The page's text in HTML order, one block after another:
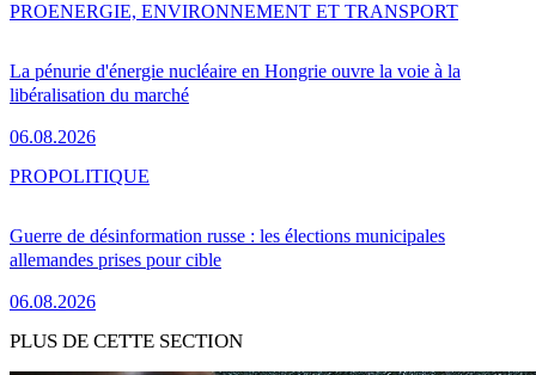
La pénurie d'énergie nucléaire en Hongrie ouvre la voie à la
libéralisation du marché
06.08.2026
PROENERGIE, ENVIRONNEMENT ET TRANSPORT
Guerre de désinformation russe : les élections municipales
allemandes prises pour cible
06.08.2026
PROPOLITIQUE
PLUS DE CETTE SECTION